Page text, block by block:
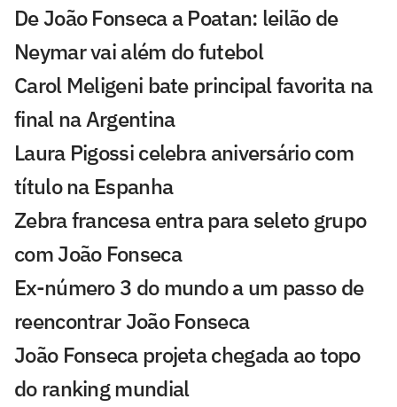
De João Fonseca a Poatan: leilão de
Neymar vai além do futebol
Carol Meligeni bate principal favorita na
final na Argentina
Laura Pigossi celebra aniversário com
título na Espanha
Zebra francesa entra para seleto grupo
com João Fonseca
Ex-número 3 do mundo a um passo de
reencontrar João Fonseca
João Fonseca projeta chegada ao topo
do ranking mundial